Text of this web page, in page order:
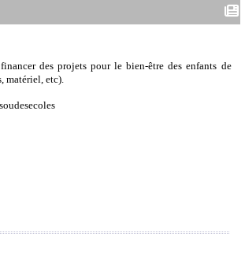
des projets pour le bien-être des enfants de
matériel, etc).